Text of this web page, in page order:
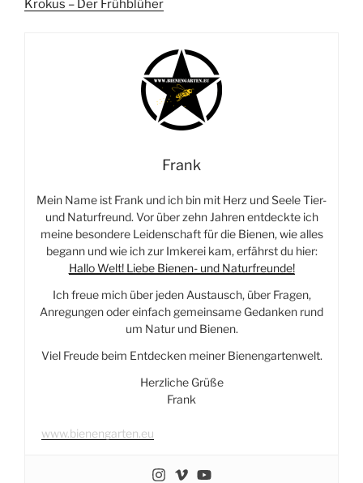
Krokus – Der Frühblüher
Frank
Mein Name ist Frank und ich bin mit Herz und Seele Tier-
und Naturfreund. Vor über zehn Jahren entdeckte ich
meine besondere Leidenschaft für die Bienen, wie alles
begann und wie ich zur Imkerei kam, erfährst du hier:
Hallo Welt! Liebe Bienen- und Naturfreunde!
Ich freue mich über jeden Austausch, über Fragen,
Anregungen oder einfach gemeinsame Gedanken rund
um Natur und Bienen.
Viel Freude beim Entdecken meiner Bienengartenwelt.
Herzliche Grüße
Frank
www.bienengarten.eu